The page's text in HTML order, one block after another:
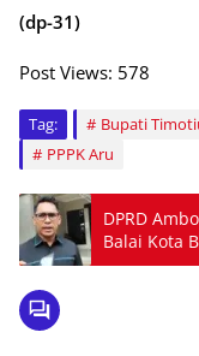
(dp-31)
Post Views: 578
Tag: Bupati
PPPK Aru
DPRD
Balai Kota